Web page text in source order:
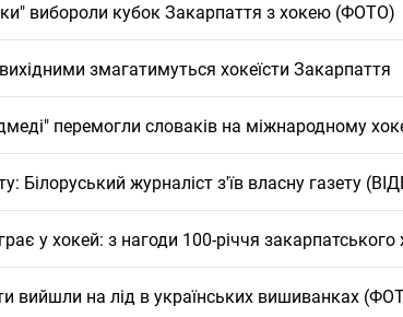
вибороли кубок Закарпаття з хокею (ФОТО)
змагатимуться хокеїсти Закарпаття
перемогли словаків на міжнародному
Білоруський журналіст з'їв власну газету
у хокей: з нагоди 100-річчя
вийшли на лід в українських вишиванках